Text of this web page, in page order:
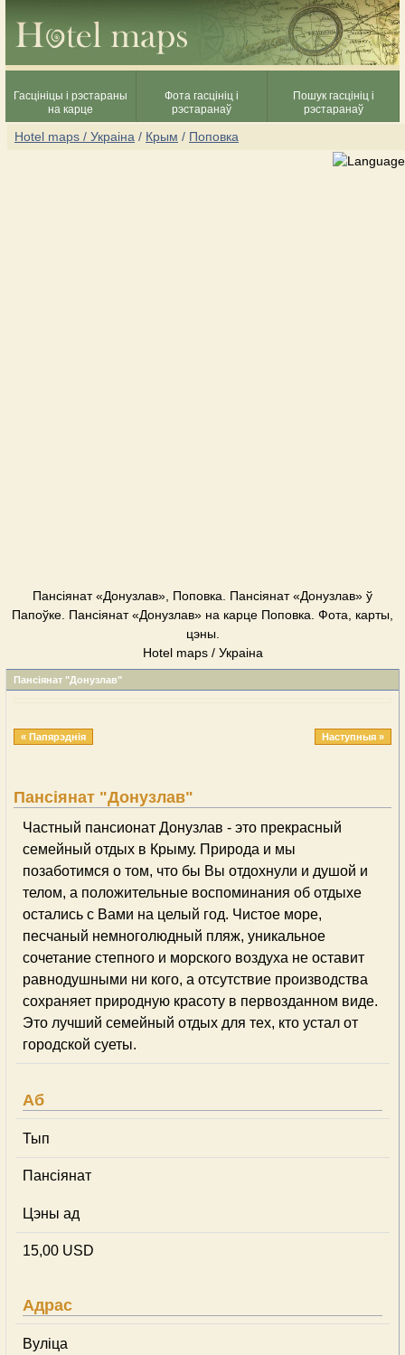
Гасцініцы і рэстараны
на карце
Фота гасцініц і
рэстаранаў
Пошук гасцініц і
рэстаранаў
Hotel maps / Украіна / Крым / Поповка
Пансіянат «Донузлав», Поповка. Пансіянат «Донузлав» ў
Папоўке. Пансіянат «Донузлав» на карце Поповка. Фота, карты,
цэны.
Hotel maps / Украіна
Пансіянат "Донузлав"
« Папярэднія Наступныя »
Пансіянат "Донузлав"
Частный пансионат Донузлав - это прекрасный
семейный отдых в Крыму. Природа и мы
позаботимся о том, что бы Вы отдохнули и душой и
телом, а положительные воспоминания об отдыхе
остались с Вами на целый год. Чистое море,
песчаный немноголюдный пляж, уникальное
сочетание степного и морского воздуха не оставит
равнодушными ни кого, а отсутствие производства
сохраняет природную красоту в первозданном виде.
Это лучший семейный отдых для тех, кто устал от
городской суеты.
Аб
Тып
Пансіянат
Цэны ад
15,00 USD
Адрас
Вуліца